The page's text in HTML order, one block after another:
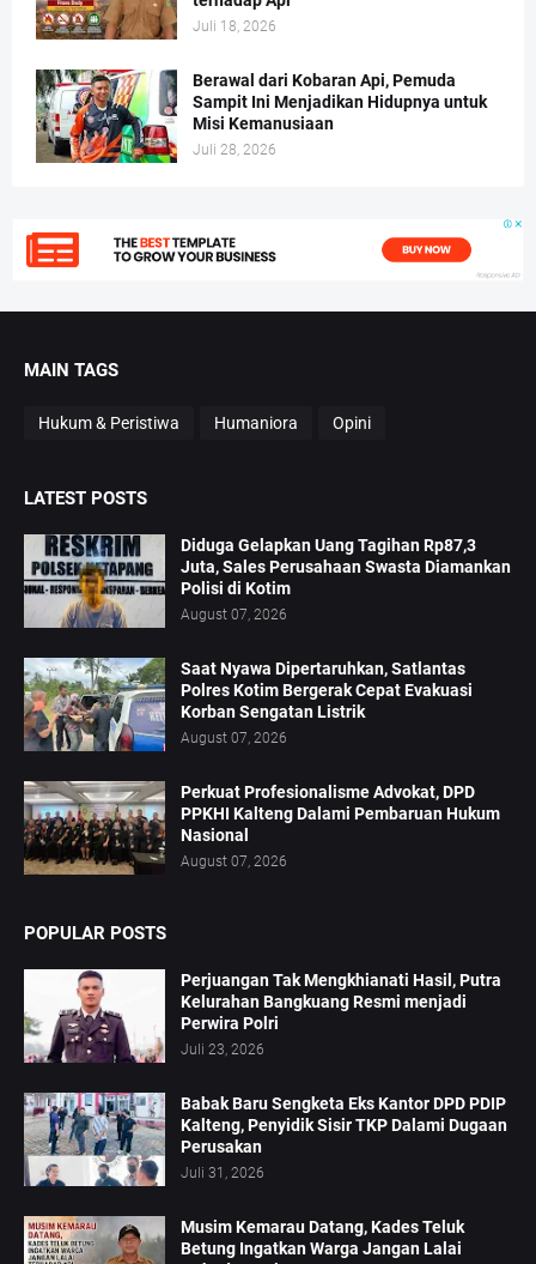
Juli 18, 2026
Berawal dari Kobaran Api, Pemuda
Sampit Ini Menjadikan Hidupnya untuk
Misi Kemanusiaan
Juli 28, 2026
MAIN TAGS
Hukum & Peristiwa Humaniora Opini
LATEST POSTS
Diduga Gelapkan Uang Tagihan Rp87,3
Juta, Sales Perusahaan Swasta Diamankan
Polisi di Kotim
August 07, 2026
Saat Nyawa Dipertaruhkan, Satlantas
Polres Kotim Bergerak Cepat Evakuasi
Korban Sengatan Listrik
August 07, 2026
Perkuat Profesionalisme Advokat, DPD
PPKHI Kalteng Dalami Pembaruan Hukum
Nasional
August 07, 2026
POPULAR POSTS
Perjuangan Tak Mengkhianati Hasil, Putra
Kelurahan Bangkuang Resmi menjadi
Perwira Polri
Juli 23, 2026
Babak Baru Sengketa Eks Kantor DPD PDIP
Kalteng, Penyidik Sisir TKP Dalami Dugaan
Perusakan
Juli 31, 2026
Musim Kemarau Datang, Kades Teluk
Betung Ingatkan Warga Jangan Lalai